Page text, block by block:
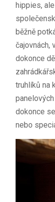
hippies,
běžně
čajovnách,
dokonce
truhlíků na
dokonce
nebo